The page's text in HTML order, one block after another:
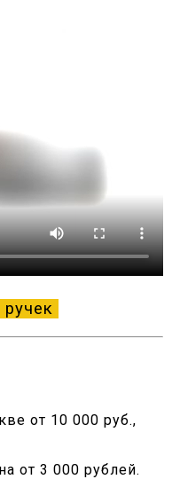
от 10 000 руб.,
от 3 000 рублей.